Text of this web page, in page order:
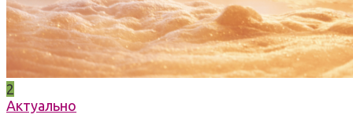
2
Актуально